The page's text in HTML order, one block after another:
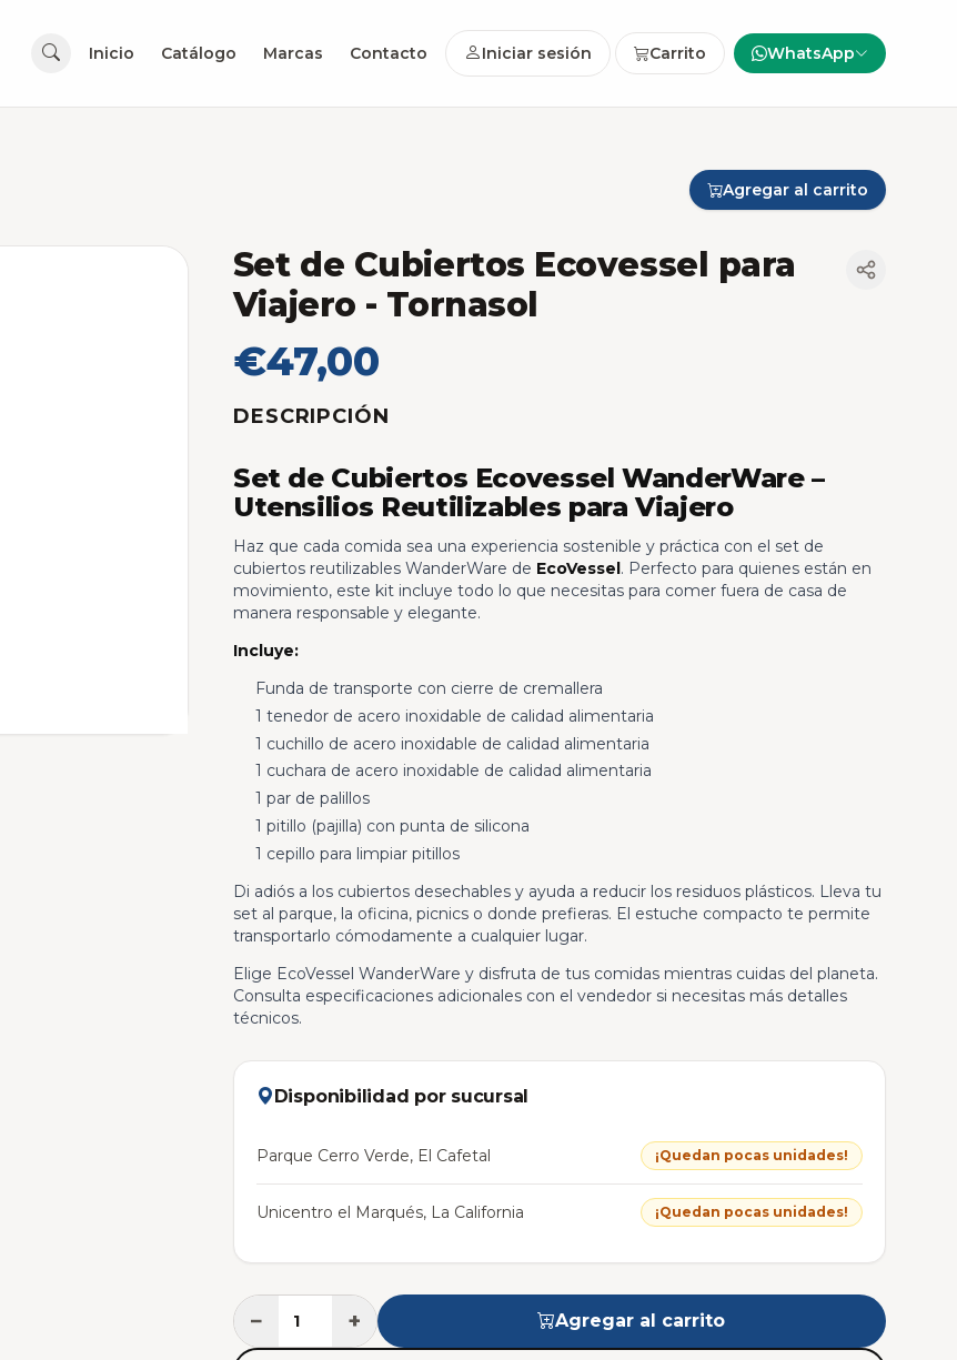
Inicio Catálogo Marcas Contacto Iniciar sesión Carrito WhatsApp
Agregar al carrito
Set de Cubiertos Ecovessel para
Viajero - Tornasol
€47,00
DESCRIPCIÓN
Set de Cubiertos Ecovessel WanderWare –
Utensilios Reutilizables para Viajero
Haz que cada comida sea una experiencia sostenible y práctica con el set de
cubiertos reutilizables WanderWare de EcoVessel. Perfecto para quienes están en
movimiento, este kit incluye todo lo que necesitas para comer fuera de casa de
manera responsable y elegante.
Incluye:
Funda de transporte con cierre de cremallera
1 tenedor de acero inoxidable de calidad alimentaria
1 cuchillo de acero inoxidable de calidad alimentaria
1 cuchara de acero inoxidable de calidad alimentaria
1 par de palillos
1 pitillo (pajilla) con punta de silicona
1 cepillo para limpiar pitillos
Di adiós a los cubiertos desechables y ayuda a reducir los residuos plásticos. Lleva tu
set al parque, la oficina, picnics o donde prefieras. El estuche compacto te permite
transportarlo cómodamente a cualquier lugar.
Elige EcoVessel WanderWare y disfruta de tus comidas mientras cuidas del planeta.
Consulta especificaciones adicionales con el vendedor si necesitas más detalles
técnicos.
Disponibilidad por sucursal
Parque Cerro Verde, El Cafetal ¡Quedan pocas unidades!
Unicentro el Marqués, La California ¡Quedan pocas unidades!
− + Agregar al carrito